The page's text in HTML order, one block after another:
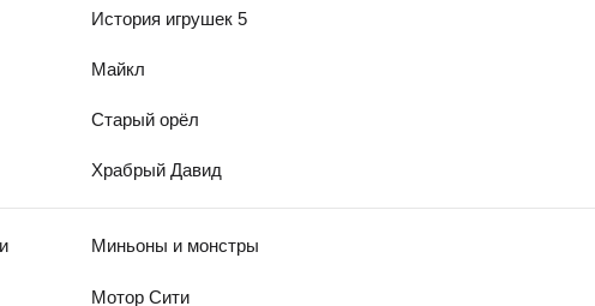
История игрушек 5
Майкл
Старый орёл
Храбрый Давид
Миньоны и монстры
Мотор Сити